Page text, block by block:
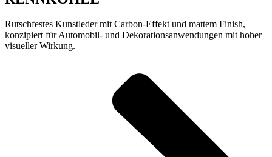
Rutschfestes Kunstleder mit Carbon-Effekt und mattem Finish,
konzipiert für Automobil- und Dekorationsanwendungen mit hoher
visueller Wirkung.